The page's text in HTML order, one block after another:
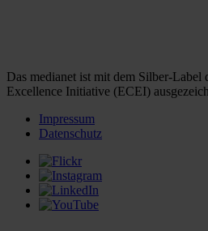
Das medianet ist mit dem Silber-Label
Excellence Initiative (ECEI)
Impressum
Datenschutz